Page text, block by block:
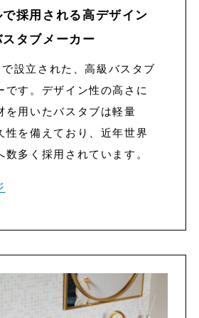
採用される高デザイン
タブメーカー
設立された、高級バスタブ
です。デザイン性の高さに
を用いたバスタブは軽量
性を備えており、近年世界
数多く採用されています。